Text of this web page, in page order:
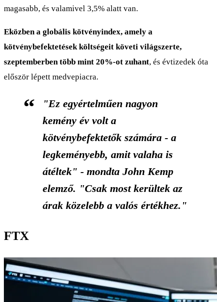
magasabb, és valamivel 3,5% alatt van.
Eközben a globális kötvényindex, amely a
kötvénybefektetések költségeit követi világszerte,
szeptemberben több mint 20%-ot zuhant, és évtizedek óta
először lépett medvepiacra.
"Ez egyértelműen nagyon
kemény év volt a
kötvénybefektetők számára - a
legkeményebb, amit valaha is
átéltek" - mondta John Kemp
elemző. "Csak most kerültek az
árak közelebb a valós értékhez."
FTX